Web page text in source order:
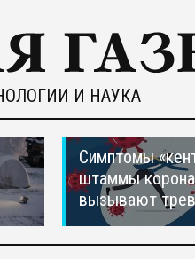
И НАУКА
Симптомы
штаммы
вызывают